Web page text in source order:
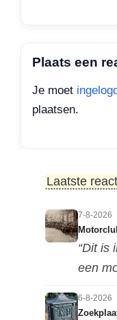
Plaats een
Je moet
plaatsen.
Laatste
7-8-2026
“Dit is
een
6-8-2026